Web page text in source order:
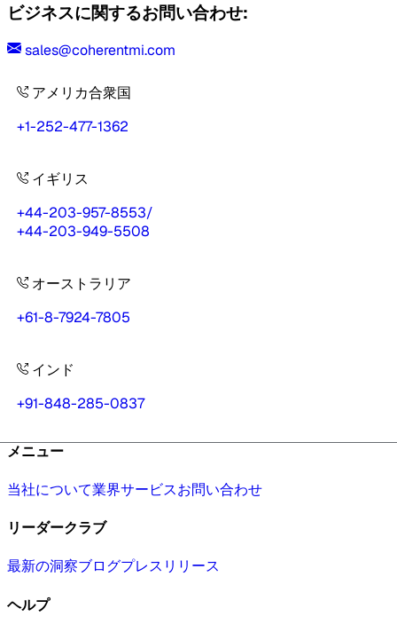
ビジネスに関するお問い合わせ:
sales@coherentmi.com
アメリカ合衆国
+1-252-477-1362
イギリス
+44-203-957-8553/
+44-203-949-5508
オーストラリア
+61-8-7924-7805
インド
+91-848-285-0837
メニュー
当社について業界サービスお問い合わせ
リーダークラブ
最新の洞察ブログプレスリリース
ヘルプ